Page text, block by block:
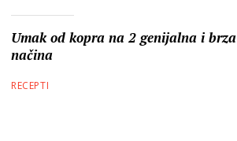
Umak od kopra na 2 genijalna i brza
načina
RECEPTI